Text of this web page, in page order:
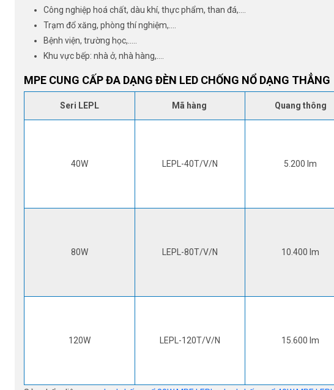
Công nghiệp hoá chất, dàu khí, thực phẩm, than đá,….
Trạm đổ xăng, phòng thí nghiệm,….
Bệnh viện, trường học,…..
Khu vực bếp: nhà ở, nhà hàng,….
MPE CUNG CẤP ĐA DẠNG ĐÈN LED CHỐNG NỔ DẠNG THẲNG
Seri LEPL Mã hàng Quang thông
40W LEPL-40T/V/N 5.200 lm
80W LEPL-80T/V/N 10.400 lm
120W LEPL-120T/V/N 15.600 lm